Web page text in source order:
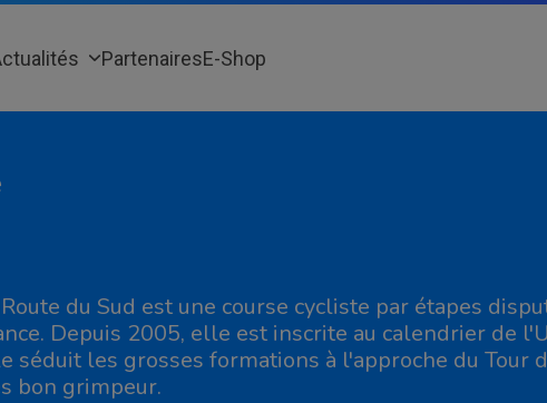
PartenairesE-Shop
du Sud est une course cycliste par étapes
Depuis 2005, elle est inscrite au calendrier de
séduit les grosses formations à l'approche du Tour
bon grimpeur.